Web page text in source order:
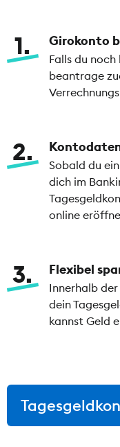
1 Girokonto
Falls du
beantrage
2
Sobald du
dich im
online
3 Flexibel
Innerhalb
dein
kannst Geld